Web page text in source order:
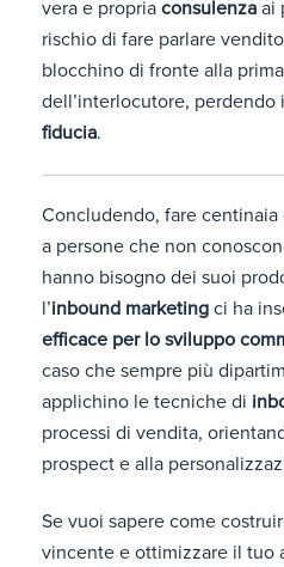
vera e propria consulenza ai
rischio di fare parlare
blocchino di fronte alla
dell’interlocutore, perdendo
fiducia.
Concludendo, fare
a persone che non
hanno bisogno dei suoi
l’inbound marketing ci ha
efficace per lo sviluppo
caso che sempre più
applichino le tecniche di
processi di vendita,
prospect e alla
Se vuoi sapere come
vincente e ottimizzare il tuo